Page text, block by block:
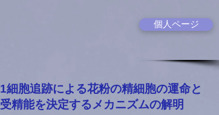
個人ページ
1細胞追跡による花粉の精細胞の運命と
受精能を決定するメカニズムの解明